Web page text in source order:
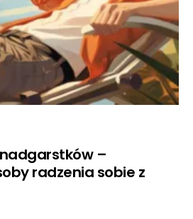
nadgarstków –
radzenia sobie z